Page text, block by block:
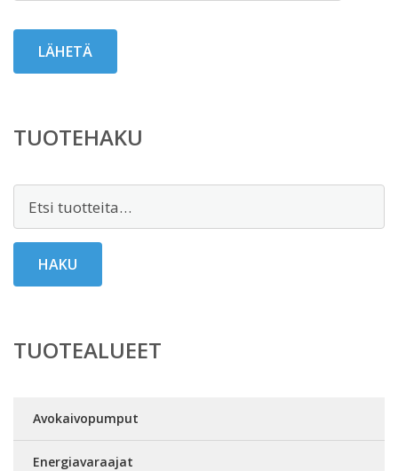
TUOTEHAKU
HAKU
TUOTEALUEET
Avokaivopumput
Energiavaraajat